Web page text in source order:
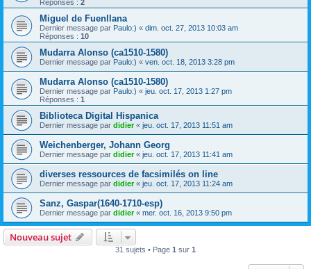
Réponses : 2
Miguel de Fuenllana
Dernier message par Paulo:) « dim. oct. 27, 2013 10:03 am
Réponses : 10
Mudarra Alonso (ca1510-1580)
Dernier message par Paulo:) « ven. oct. 18, 2013 3:28 pm
Mudarra Alonso (ca1510-1580)
Dernier message par Paulo:) « jeu. oct. 17, 2013 1:27 pm
Réponses : 1
Biblioteca Digital Hispanica
Dernier message par didier« jeu. oct. 17, 2013 11:51 am
Weichenberger, Johann Georg
Dernier message par didier« jeu. oct. 17, 2013 11:41 am
diverses ressources de facsimilés on line
Dernier message par didier« jeu. oct. 17, 2013 11:24 am
Sanz, Gaspar(1640-1710-esp)
Dernier message par didier« mer. oct. 16, 2013 9:50 pm
Nouveau sujet
31 sujets • Page 1 sur 1